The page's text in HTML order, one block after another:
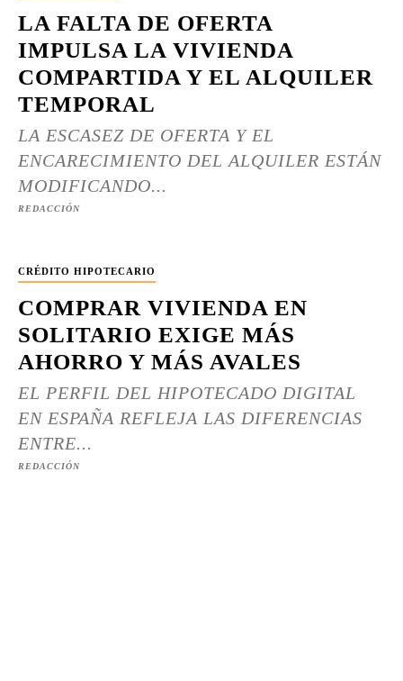
LA FALTA DE OFERTA
IMPULSA LA VIVIENDA
COMPARTIDA Y EL ALQUILER
TEMPORAL
LA ESCASEZ DE OFERTA Y EL
ENCARECIMIENTO DEL ALQUILER ESTÁN
MODIFICANDO...
REDACCIÓN
CRÉDITO HIPOTECARIO
COMPRAR VIVIENDA EN
SOLITARIO EXIGE MÁS
AHORRO Y MÁS AVALES
EL PERFIL DEL HIPOTECADO DIGITAL
EN ESPAÑA REFLEJA LAS DIFERENCIAS
ENTRE...
REDACCIÓN